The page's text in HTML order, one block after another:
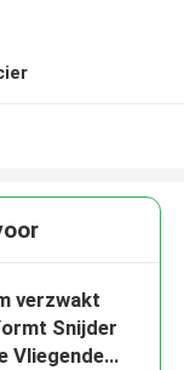
verzwakt
Snijder
Vliegende